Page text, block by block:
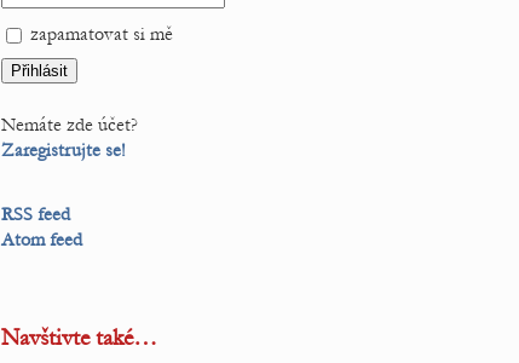
zapamatovat si mě
Nemáte zde účet?
Zaregistrujte se!
RSS feed
Atom feed
Navštivte také…